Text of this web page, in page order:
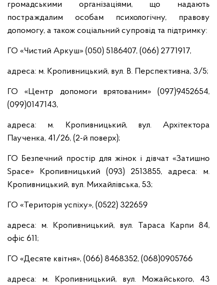
громадськими організаціями, що надають
постраждалим особам психологічну, правову
допомогу, а також соціальний супровід та підтримку:
ГО «Чистий Аркуш» (050) 5186407, (066) 2771917,
адреса: м. Кропивницький, вул. В. Перспективна, 3/5;
ГО «Центр допомоги врятованим» (097)9452654,
(099)0147143,
адреса: м. Кропивницький, вул. Архітектора
Паученка, 41/26, (2-й поверх);
ГО Безпечний простір для жінок і дівчат «Затишно
Space» Кропивницький (093) 2513855, адреса: м.
Кропивницький, вул. Михайлівська, 53;
ГО «Територія успіху», (0522) 322659
адреса: м. Кропивницький, вул. Тараса Карпи 84,
офіс 611;
ГО «Десяте квітня», (066) 8468352, (068)0905766
адреса: м. Кропивницький, вул. Можайського, 43